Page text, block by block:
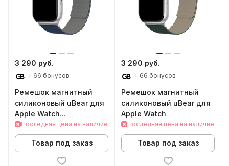
3 290 руб.
+ 66 бонусов
Ремешок магнитный
силиконовый uBear для
Apple Watch
42/44/45/49mm (M/L,
синий/серый)
Последняя цена на наличие
Товар под заказ
3 290 руб.
+ 66 бонусов
Ремешок магнитный
силиконовый uBear для
Apple Watch
38/40/41/42mm (S/M,
зеленый/серый)
Последняя цена на наличие
Товар под заказ